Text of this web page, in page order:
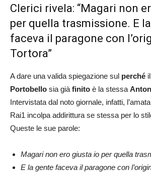
Clerici rivela: “Magari non
per quella trasmissione. E
faceva il paragone con
Tortora”
A dare una valida spiegazione sul perché
Portobello sia già finito è la stessa
Intervistata dal noto giornale, infatti,
Rai1 incolpa addirittura se stessa per lo
Queste le sue parole:
Magari non ero giusta io per quella
E la gente faceva il paragone con